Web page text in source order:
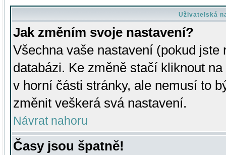
Uživatelská
Jak změním svoje nastavení?
Všechna vaše nastavení (pokud
databázi. Ke změně stačí kliknout
v horní části stránky, ale nemusí to
změnit veškerá svá nastavení.
Návrat nahoru
Časy jsou špatně!